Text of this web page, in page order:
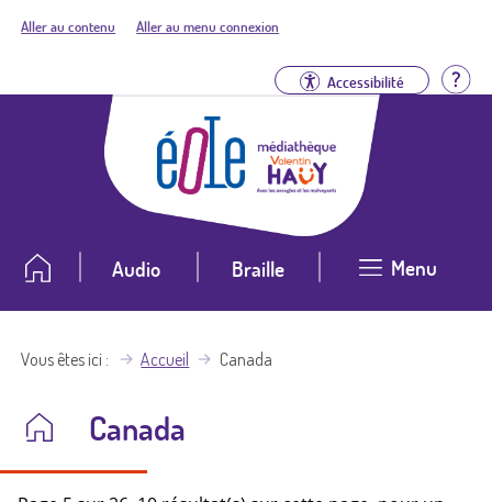
Aller au contenu Aller au menu connexion
Accessibilité
Audio Braille Menu
Vous êtes ici Accueil Canada
Canada